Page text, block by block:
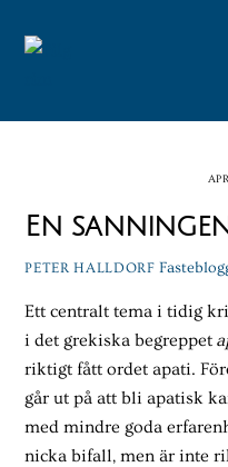
En
PETER HALLDORF
Ett centralt tema i tidig
i det grekiska begreppet
riktigt fått ordet apati.
går ut på att bli apatisk
med mindre goda
nicka bifall, men är inte